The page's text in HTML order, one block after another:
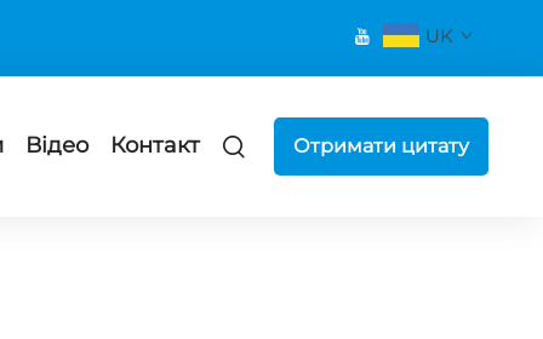
UK
Відео Контакт Отримати цитату